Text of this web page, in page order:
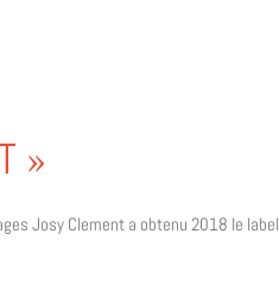
»
Josy Clement a obtenu 2018 le